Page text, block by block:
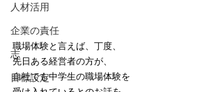
人材活用
企業の責任
志
目標設定
職場体験と言えば、丁度、
先日ある経営者の方が、
自社でも中学生の職場体験を